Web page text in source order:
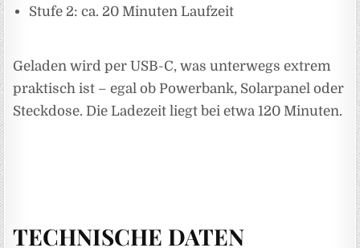
Stufe 2: ca. 20 Minuten Laufzeit
Geladen wird per USB-C, was unterwegs extrem
praktisch ist – egal ob Powerbank, Solarpanel oder
Steckdose. Die Ladezeit liegt bei etwa 120 Minuten.
TECHNISCHE DATEN